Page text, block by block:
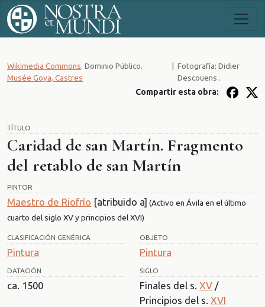
TÍTULO
Caridad de san Martín. Fragmento
del retablo de san Martín
PINTOR
Maestro de Riofrío [atribuido a] (Activo en Ávila en el último
cuarto del siglo XV y principios del XVI)
CLASIFICACIÓN GENÉRICA
Pintura
OBJETO
Pintura
DATACIÓN
ca. 1500
SIGLO
Finales del s. XV /
Principios del s. XVI
Wikimedia Commons. Dominio Público.
Musée Goya, Castres
| Fotografía: Didier
Descouens .
Compartir esta obra: